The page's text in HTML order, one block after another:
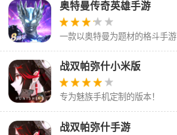
奥特曼传奇英雄手游
一款以奥特曼为题材的格斗手游
战双帕弥什小米版
专为魅族手机定制的版本！
战双帕弥什手游